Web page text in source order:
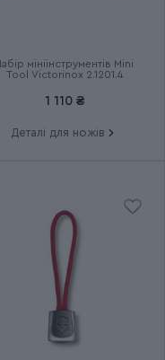
Швейцарія
мініінструментів Mini
Tool Victorinox 2.1201.4
1 110 ₴
Деталі для ножів